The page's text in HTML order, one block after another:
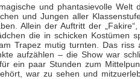
und phantasievolle Welt
und Jungen aller
Allein der Auftritt der
die in schicken Kostümen
Trapez mutig turnten. Das riss
aufzählen – die Show war
ein paar Stunden zum
war zu sehen und